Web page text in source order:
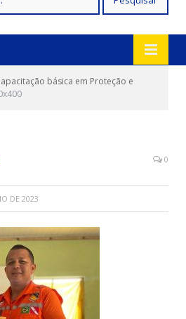
básica em Proteção e
0
DE 2023